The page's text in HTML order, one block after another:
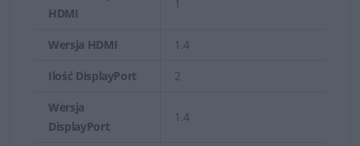
HDMI
1
Wersja HDMI 1.4
Ilość DisplayPort 2
Wersja
DisplayPort
1.4